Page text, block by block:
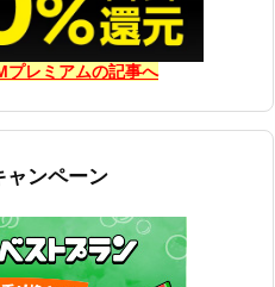
プレミアムの記事へ
ャンペーン